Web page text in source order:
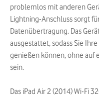
problemlos mit anderen
Lightning-Anschluss sorgt
Datenübertragung. Das
ausgestattet, sodass Sie
genießen können, ohne auf
sein.
Das iPad Air 2 (2014) Wi-Fi